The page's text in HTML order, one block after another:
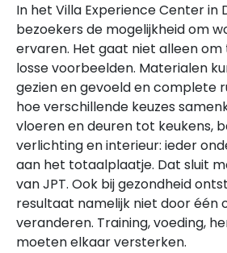
In het Villa Experience Center in
bezoekers de mogelijkheid om
ervaren. Het gaat niet alleen
losse voorbeelden. Materialen
gezien en gevoeld en complete
hoe verschillende keuzes
vloeren en deuren tot keukens,
verlichting en interieur: ieder
aan het totaalplaatje. Dat sluit
van JPT. Ook bij gezondheid
resultaat namelijk niet door één
veranderen. Training, voeding,
moeten elkaar versterken.